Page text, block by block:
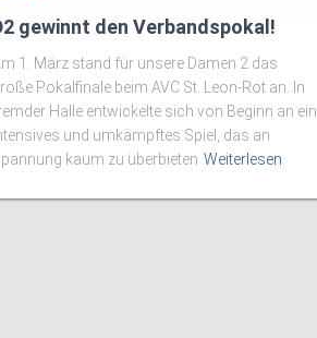
gewinnt den Verbandspokal!
1. März stand für unsere Damen 2 das
Pokalfinale beim AVC St. Leon-Rot an. In
Halle entwickelte sich von Beginn an ein
und umkämpftes Spiel, das an
kaum zu überbieten Weiterlesen